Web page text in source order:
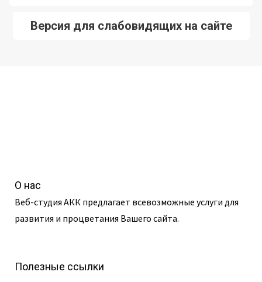
Версия для слабовидящих на сайте
О нас
Веб-студия АКК предлагает всевозможные услуги для
развития и процветания Вашего сайта.
Полезные ссылки